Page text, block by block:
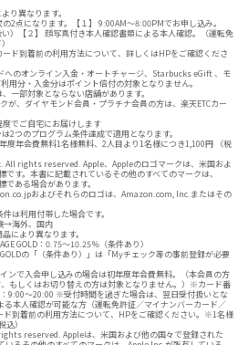
り異なります。
2点になります。【１】 9:00AM～8:00PMでお申し込み。
）【２】 顔写真付き本人確認書類による本人確認。（運転免
ド到着前の利用方法について、詳しくはHPをご確認くださ
へのオンライン入金・オートチャージ、Starbucks eGift 、モ
用分・入金分はポイント倍付の対象となりません。
一部対象とならない店舗があります。
、ダイヤモンド会員・プラチナ会員の方は、楽天ETCカー
でご自宅にお届けします
2つのプログラム条件達成で適用となります。
度年会費無料1名様無料、2人目より1名様につき1,100円 （税
All rights reserved. Apple、Appleのロゴマークは、米国およ
す。本書に記載されているその他のすべてのマークは、
ある場合があります。
およびそれらのロゴは、Amazon.com, Inc.またはその
は利用付帯した場合です。
→海外、国内
により異なります。
GOLD：0.75～10.25％（条件あり）
GOLDの「（条件あり）」は「Myチェック等の事前登録が必要
ンで入会申し込みの場合は初年度年会費無料。（本会員の方
もしくはお切り替えの方は対象となりません。）※カード番
9:00～20:00 ※受付時間を過ぎた場合は、翌日受付扱いとな
本人確認が可能な方（運転免許証／マイナンバーカード／
到着前の利用方法について、HPをご確認ください。※1名様
）
reserved. Appleは、米国および他の国々で登録された